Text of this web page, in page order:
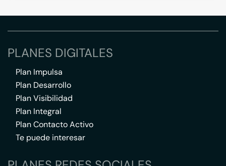
PLANES DIGITALES
Plan Impulsa
Plan Desarrollo
Plan Visibilidad
Plan Integral
Plan Contacto Activo
Te puede interesar